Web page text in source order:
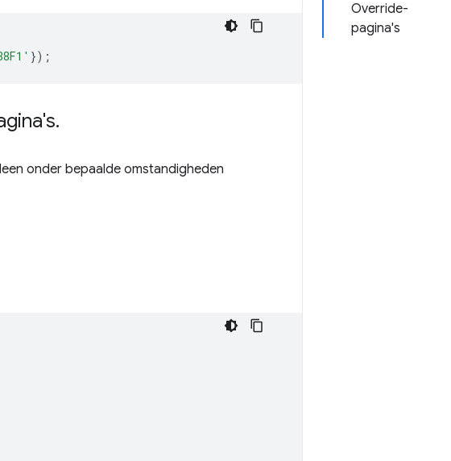
Override-
pagina's
});
.
onder bepaalde omstandigheden